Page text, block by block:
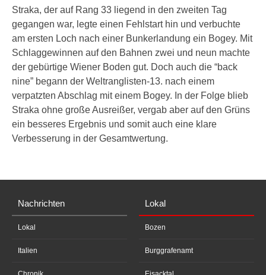
Straka, der auf Rang 33 liegend in den zweiten Tag
gegangen war, legte einen Fehlstart hin und verbuchte
am ersten Loch nach einer Bunkerlandung ein Bogey. Mit
Schlaggewinnen auf den Bahnen zwei und neun machte
der gebürtige Wiener Boden gut. Doch auch die “back
nine” begann der Weltranglisten-13. nach einem
verpatzten Abschlag mit einem Bogey. In der Folge blieb
Straka ohne große Ausreißer, vergab aber auf den Grüns
ein besseres Ergebnis und somit auch eine klare
Verbesserung in der Gesamtwertung.
Nachrichten
Lokal
Italien
Lokal
Bozen
Burggrafenamt